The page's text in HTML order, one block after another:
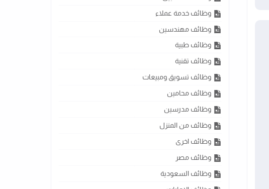
وظائف خدمة عملاء
وظائف مهندسين
وظائف طبية
وظائف تقنية
وظائف تسويق ومبيعات
وظائف محامين
وظائف مدرسين
وظائف من المنزل
وظائف اخرى
وظائف مصر
وظائف السعودية